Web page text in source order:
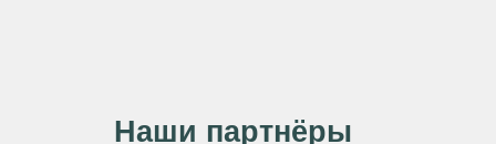
Наши партнёры